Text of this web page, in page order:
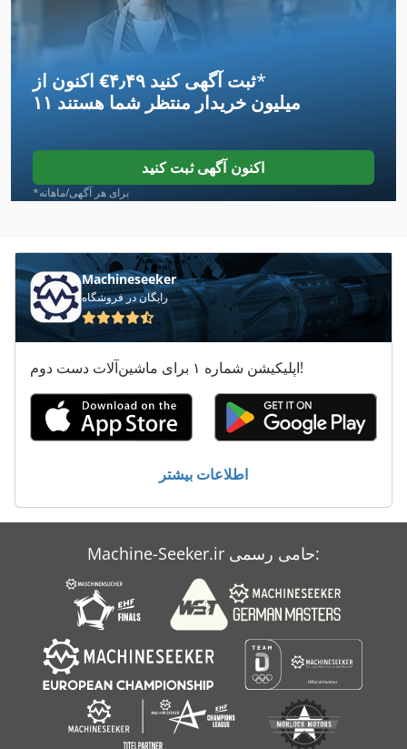
Ferag
Foliant 520
Grafopress
Magraf
Pfaeffle
Techkon
Uchida
باک ماشین های پرداخت
درب رول آپ
نامه
چاپ صفحه
اکنون از ‎€۴٫۴۹ ثبت آگهی کنید*
۱۱ میلیون خریدار منتظر شما هستند
اکنون آگهی ثبت کنید
*برای هر آگهی/ماهانه
Machineseeker
رایگان در فروشگاه
اپلیکیشن شماره ۱ برای ماشین‌آلات دست دوم!
اطلاعات بیشتر
Machine-Seeker.ir حامی رسمی: